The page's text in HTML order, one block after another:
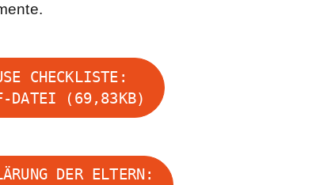
CHECKLISTE:
DATEI (69,83KB)
DER ELTERN: